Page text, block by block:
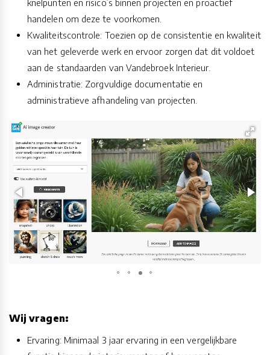
knelpunten en risico’s binnen projecten en proactief
handelen om deze te voorkomen.
Kwaliteitscontrole: Toezien op de consistentie en kwaliteit
van het geleverde werk en ervoor zorgen dat dit voldoet
aan de standaarden van Vandebroek Interieur.
Administratie: Zorgvuldige documentatie en
administratieve afhandeling van projecten.
Wij vragen:
Ervaring: Minimaal 3 jaar ervaring in een vergelijkbare